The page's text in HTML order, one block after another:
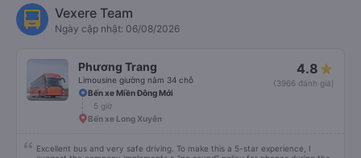
Vexere Team
Ngày cập nhật: 06/08/2026
Phương Trang
Limousine giường nằm 34 chỗ
4.8
(3966 đánh giá)
Bến xe Miền Đông Mới
5 giờ
Bến xe Long Xuyên
Excellent bus and very safe driving. To make this a 5-star experience, I